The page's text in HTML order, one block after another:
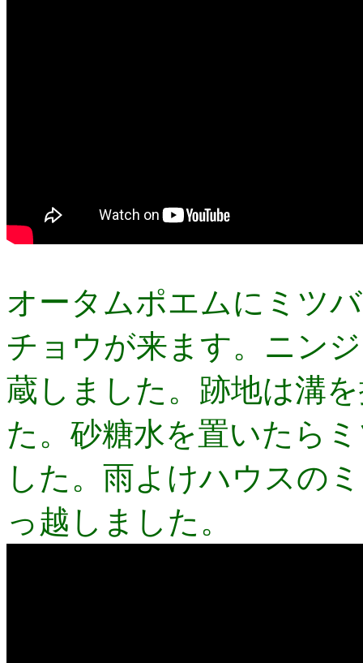
オータムポエムにミツ
チョウが来ます。ニン
蔵しました。跡地は溝
た。砂糖水を置いたら
した。雨よけハウスの
っ越しました。